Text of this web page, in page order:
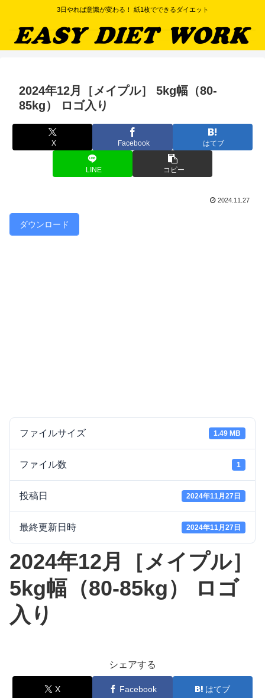
3日やれば意識が変わる！ 紙1枚でできるダイエット
2024年12月［メイプル］ 5kg幅（80-
85kg） ロゴ入り
X Facebook はてブ
LINE コピー
2024.11.27
ダウンロード
ファイルサイズ 1.49 MB
ファイル数 1
投稿日 2024年11月27日
最終更新日時 2024年11月27日
2024年12月［メイプル］
5kg幅（80-85kg） ロゴ
入り
シェアする
X Facebook はてブ